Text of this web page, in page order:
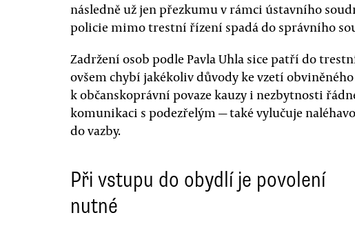
následně už jen přezkumu v rámci ústavního
policie mimo trestní řízení spadá do správního
Zadržení osob podle Pavla Uhla sice patří do
ovšem chybí jakékoliv důvody ke vzetí obviněného
k občanskoprávní povaze kauzy i nezbytnosti
komunikaci s podezřelým — také vylučuje
do vazby.
Při vstupu do obydlí je povolení
nutné